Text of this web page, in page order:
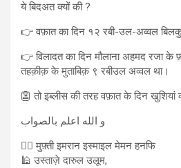
ये बिदअत क्यों की ?
👉 वफ़ात का दिन १२ रबी-उल-अव्वल
👉 विलादत का दिन मौलाना अहमद रजा के
तहक़ीक़ के मुताबिक़ ९ रबीउल अव्वल था।
👺 तो इब्लीस की तरह वफ़ात के दिन खुशियां
و الله اعلم بالصواب
✍🏻 मुफ़्ती इमरान इस्माइल मेमन हनफि
🕌 उस्ताज़े दारुल उलूम,